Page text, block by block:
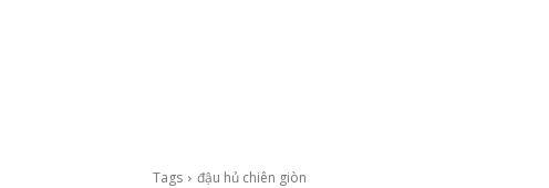
Tags đậu hủ chiên giòn